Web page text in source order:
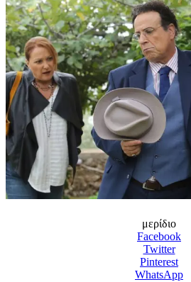
μερίδιο
Facebook
Twitter
Pinterest
WhatsApp